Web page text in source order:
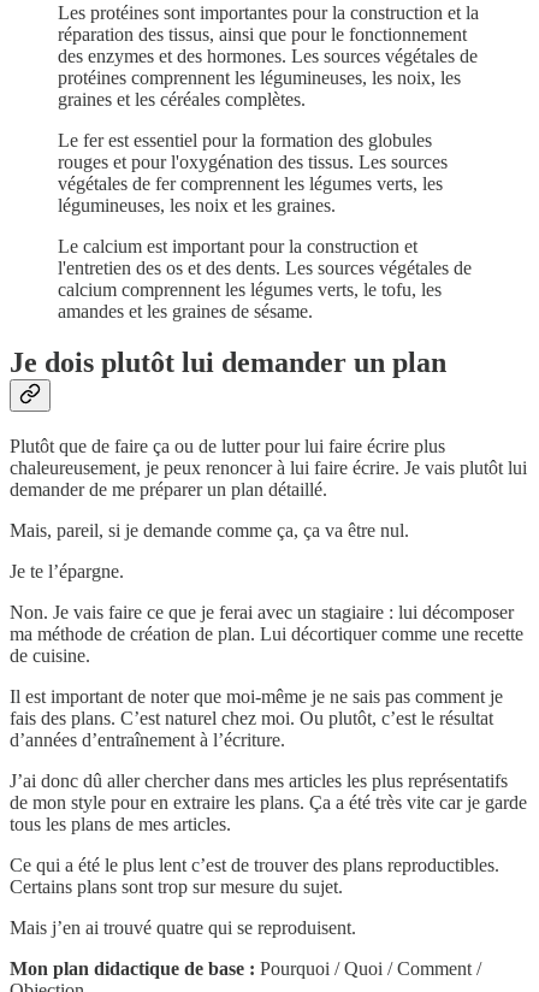
Les protéines sont importantes pour la construction et la
réparation des tissus, ainsi que pour le fonctionnement
des enzymes et des hormones. Les sources végétales de
protéines comprennent les légumineuses, les noix, les
graines et les céréales complètes.
Le fer est essentiel pour la formation des globules
rouges et pour l'oxygénation des tissus. Les sources
végétales de fer comprennent les légumes verts, les
légumineuses, les noix et les graines.
Le calcium est important pour la construction et
l'entretien des os et des dents. Les sources végétales de
calcium comprennent les légumes verts, le tofu, les
amandes et les graines de sésame.
Je dois plutôt lui demander un plan
Plutôt que de faire ça ou de lutter pour lui faire écrire plus
chaleureusement, je peux renoncer à lui faire écrire. Je vais plutôt lui
demander de me préparer un plan détaillé.
Mais, pareil, si je demande comme ça, ça va être nul.
Je te l’épargne.
Non. Je vais faire ce que je ferai avec un stagiaire : lui décomposer
ma méthode de création de plan. Lui décortiquer comme une recette
de cuisine.
Il est important de noter que moi-même je ne sais pas comment je
fais des plans. C’est naturel chez moi. Ou plutôt, c’est le résultat
d’années d’entraînement à l’écriture.
J’ai donc dû aller chercher dans mes articles les plus représentatifs
de mon style pour en extraire les plans. Ça a été très vite car je garde
tous les plans de mes articles.
Ce qui a été le plus lent c’est de trouver des plans reproductibles.
Certains plans sont trop sur mesure du sujet.
Mais j’en ai trouvé quatre qui se reproduisent.
Mon plan didactique de base : Pourquoi / Quoi / Comment /